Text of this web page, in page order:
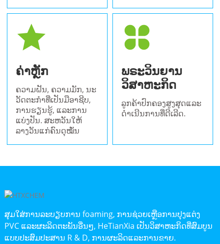
ຄ່າຫຼັກ
ຄວາມຝັນ, ຄວາມມັກ, ນະ
ວັດຕະກໍາທີ່ເປັນມືອາຊີບ,
ການຮຽນຮູ້, ແລະການ
ແບ່ງປັນ. ສະຫວັນໃຫ້
ລາງວັນແກ່ຄົນດຸໝັ່ນ
ພຣະວິນຍານ
ວິສາຫະກິດ
ລູກຄ້າປົກຄອງສູງສຸດແລະ
ດໍາເນີນການທີ່ດີເລີດ.
ສຸມໃສ່ການລະບຽບການ foaming, ການຊ່ວຍເຫຼືອການປຸງແຕ່ງ
PVC ແລະຜະລິດຕະພັນອື່ນໆ, HeTianXia ເປັນວິສາຫະກິດທີ່ສົມບູນ
ແບບປະສົມປະສານ R & D, ການຜະລິດແລະການຂາຍ.